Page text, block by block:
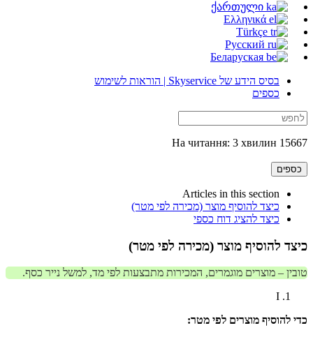
ქართული
Ελληνικά
Türkçe
Русский
Беларуская
בסיס הידע של Skyservice | הוראות לשימוש
כספים
15667 На читання: 3 хвилин
כספים
Articles in this section
כיצד להוסיף מוצר (מכירה לפי מטר)
כיצד להציג דוח כספי
כיצד להוסיף מוצר (מכירה לפי מטר)
טובין – מוצרים מוגמרים, המכירות מתבצעות לפי מד, למשל נייר כסף.
I
כדי להוסיף מוצרים לפי מטר: